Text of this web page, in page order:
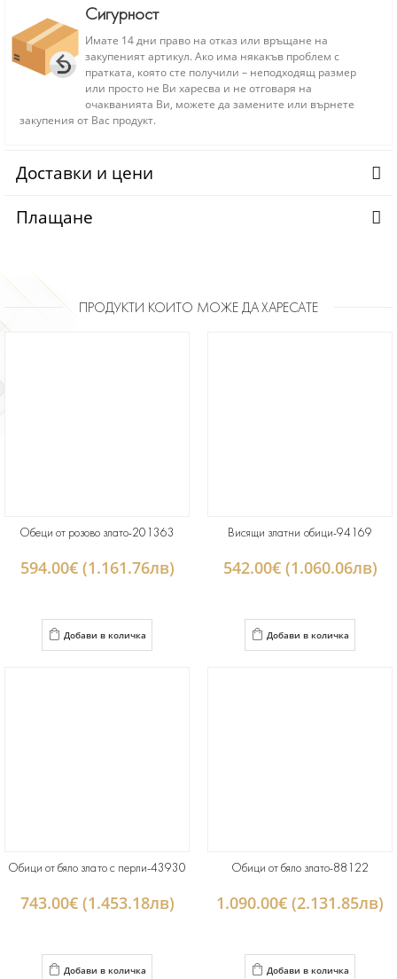
Сигурност
Имате 14 дни право на отказ или връщане на
закупеният артикул. Ако има някакъв проблем с
пратката, която сте получили – неподходящ размер
или просто не Ви харесва и не отговаря на
очакванията Ви, можете да замените или върнете
закупения от Вас продукт.
Доставки и цени
Плащане
ПРОДУКТИ КОИТО МОЖЕ ДА ХАРЕСАТЕ
Обеци от розово злато-201363
594.00€ (1.161.76лв)
Добави в количка
Висящи златни обици-94169
542.00€ (1.060.06лв)
Добави в количка
Обици от бяло злато с перли-43930
743.00€ (1.453.18лв)
Добави в количка
Обици от бяло злато-88122
1.090.00€ (2.131.85лв)
Добави в количка